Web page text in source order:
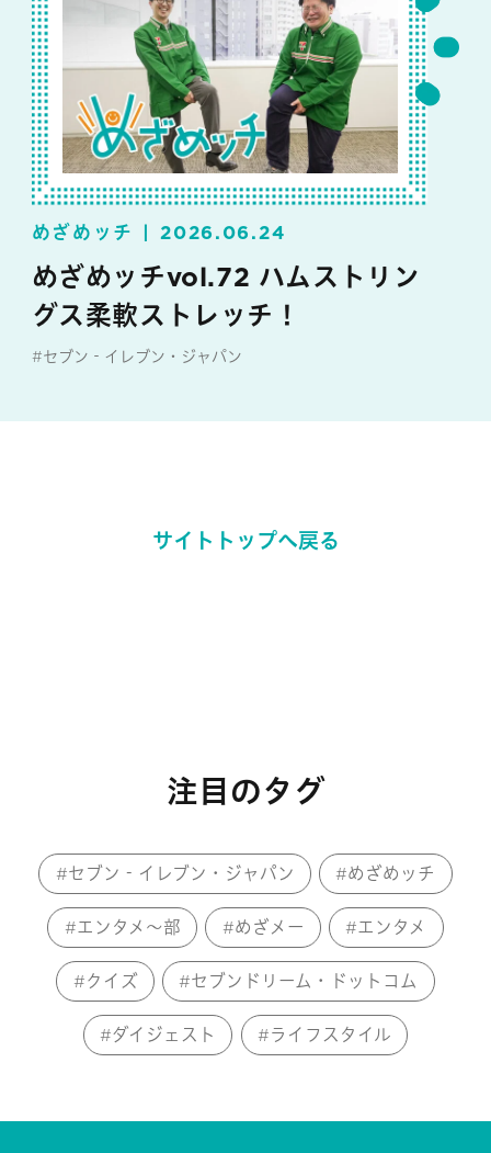
めざめッチ 2026.06.24
めざめッチvol.72 ハムストリン
グス柔軟ストレッチ！
#セブン‐イレブン・ジャパン
サイトトップへ戻る
注目のタグ
セブン‐イレブン・ジャパン めざめッチ
エンタメ～部 めざメー エンタメ
クイズ セブンドリーム・ドットコム
ダイジェスト ライフスタイル